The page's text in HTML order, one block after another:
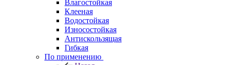
Влагостойкая
Клееная
Водостойкая
Износостойкая
Антискользящая
Гибкая
По применению